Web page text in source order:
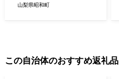
ドセット(木箱入) SWAL008
山梨県昭和町
この自治体のおすすめ返礼品